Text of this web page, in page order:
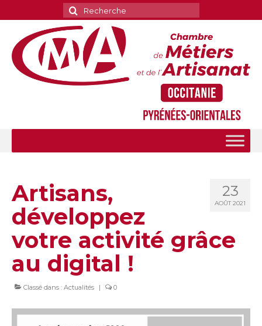
Rechercher
:
23
AOÛT 2021
Artisans,
développez
votre activité grâce
au digital !
Classé dans : Actualités | 0